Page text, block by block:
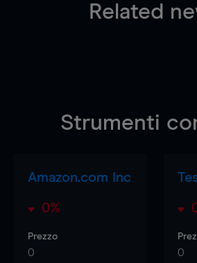
Related
Strumenti
Amazon.com Inc
0%
Prezzo
0 0